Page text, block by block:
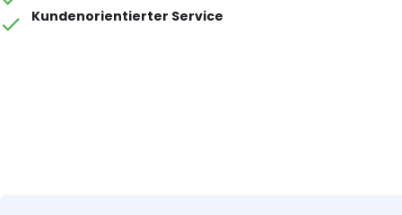
Kundenorientierter Service